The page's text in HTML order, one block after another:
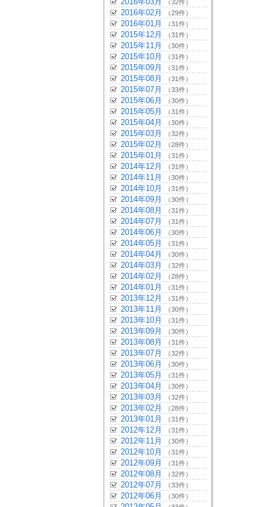
（32件）
2016年02月 （29件）
2016年01月 （31件）
2015年12月 （31件）
2015年11月 （30件）
2015年10月 （31件）
2015年09月 （31件）
2015年08月 （31件）
2015年07月 （33件）
2015年06月 （30件）
2015年05月 （31件）
2015年04月 （30件）
2015年03月 （32件）
2015年02月 （28件）
2015年01月 （31件）
2014年12月 （31件）
2014年11月 （30件）
2014年10月 （31件）
2014年09月 （30件）
2014年08月 （31件）
2014年07月 （31件）
2014年06月 （30件）
2014年05月 （31件）
2014年04月 （30件）
2014年03月 （32件）
2014年02月 （28件）
2014年01月 （31件）
2013年12月 （31件）
2013年11月 （30件）
2013年10月 （31件）
2013年09月 （30件）
2013年08月 （31件）
2013年07月 （32件）
2013年06月 （30件）
2013年05月 （31件）
2013年04月 （30件）
2013年03月 （32件）
2013年02月 （28件）
2013年01月 （31件）
2012年12月 （31件）
2012年11月 （30件）
2012年10月 （31件）
2012年09月 （31件）
2012年08月 （32件）
2012年07月 （33件）
2012年06月 （30件）